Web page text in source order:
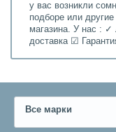
у вас возникли
подборе или
магазина. У нас :
доставка ☑
Все марки